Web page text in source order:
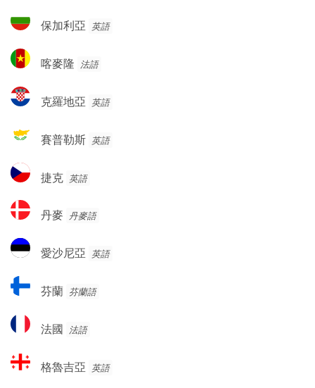
亞
赫
哥
維
保
加
亞
保加利亞 英語
喀
麥
喀麥隆 法語
克
羅
亞
克羅地亞 英語
賽
普
斯
賽普勒斯 英語
捷
克
捷克 英語
丹
麥
丹麥 丹麥語
愛
沙
亞
愛沙尼亞 英語
芬
蘭
芬蘭 芬蘭語
法
國
法國 法語
格
魯
格魯吉亞 英語